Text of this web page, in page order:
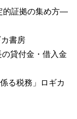
的証拠の集め方―
書房
の貸付金・借入金
る税務」ロギカ